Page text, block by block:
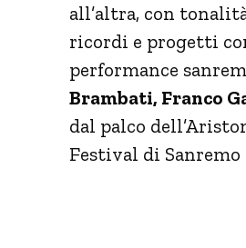
all’altra, con
ricordi e progetti
performance
Brambati, Franco
dal palco
Festival di Sanremo